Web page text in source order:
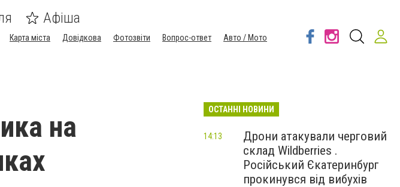
Афіша
Карта міста Довідкова Фотозвіти Вопрос-ответ
Авто / Мото
на
ОСТАННІ НОВИНИ
Дрони атакували черговий
склад Wildberries .
Російський Єкатеринбург
прокинувся від вибухів
14:13